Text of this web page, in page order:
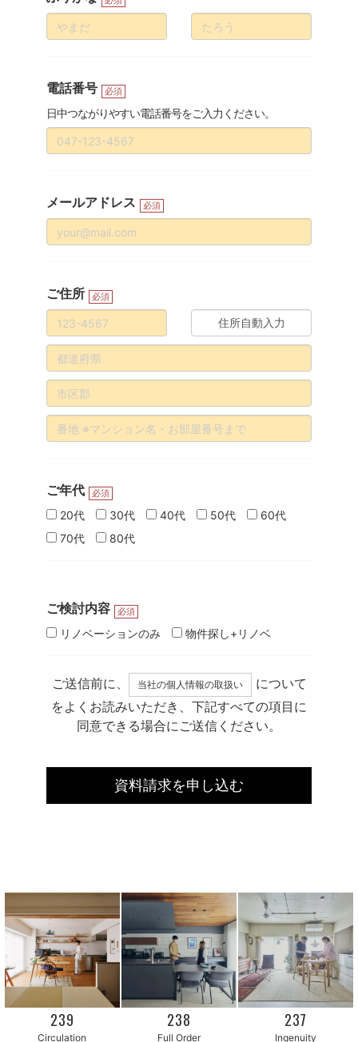
電話番号 必須
日中つながりやすい電話番号をご入力ください。
メールアドレス 必須
ご住所 必須
住所自動入力
ご年代 必須
20代 30代 40代 50代
60代
70代
80代
ご検討内容 必須
リノベーションのみ 物件探し+リノベ
ご送信前に、 当社の個人情報の取扱い について
をよくお読みいただき、下記すべての項目に
同意できる場合にご送信ください。
239
Circulation
238
Full Order
237
Ingenuity